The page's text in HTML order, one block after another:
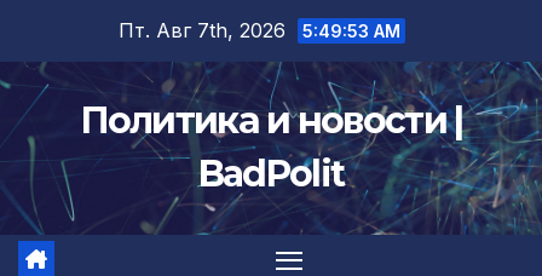
содержимому
Пт. Авг 7th, 2026 5:49:53 AM
Политика и новости |
BadPolit